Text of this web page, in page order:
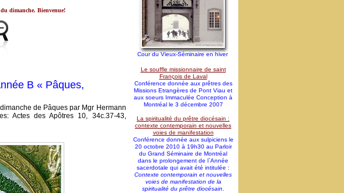
dimanche. Bienvenue!
B « Pâques,
de Pâques par Mgr Hermann
Actes des Apôtres 10, 34c.37-43,
Cour du Vieux-Séminaire en hiver
Le souffle missionnaire de saint
François de Laval
Conférence donnée aux prêtres des
Missions Etrangères de Pont Viau et
aux soeurs Immaculée Conception à
Montréal le 3 décembre 2007
La spiritualité du prêtre diocésain :
contexte contemporain et nouvelles
voies de manifestation
Conférence donnée aux sulpiciens le
20 octobre 2010 à 19h30 au Parloir
du Grand Séminaire de Montréal
dans le prolongement de l`Année
sacerdotale qui avait été intitulée :
Contexte contemporain et nouvelles
voies de manifestation de la
spiritualité du prêtre diocésain